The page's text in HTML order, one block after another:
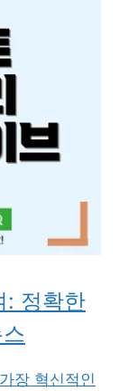
: 정확한
장 혁신적인